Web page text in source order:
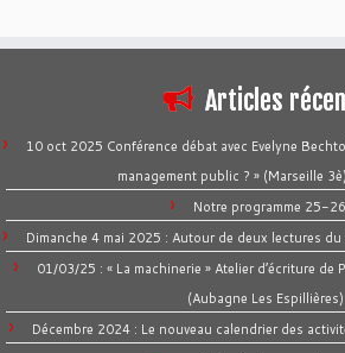
Articles
10 oct 2025 Conférence débat avec Evelyne
management public ? » (Marseille
Notre programme 25-26
Dimanche 4 mai 2025 : Autour de deux lectures
01/03/25 : « La machinerie » Atelier d’écriture de
(Aubagne Les Espillières)
Décembre 2024 : Le nouveau calendrier des